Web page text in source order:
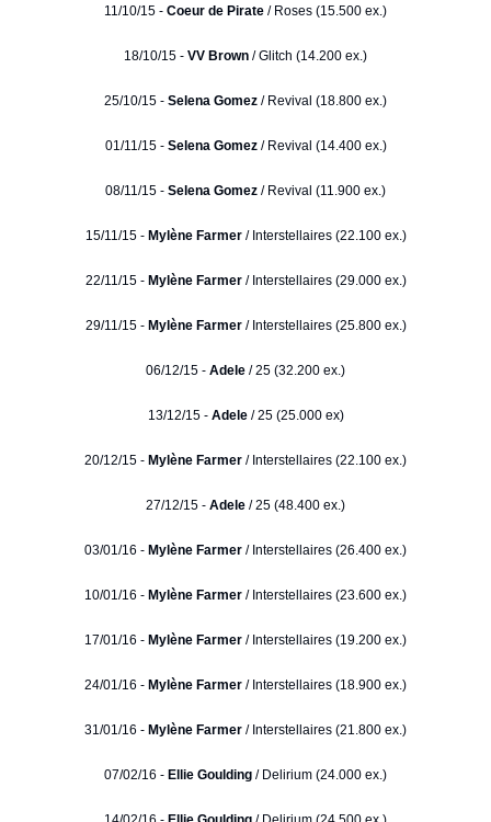
11/10/15 - Coeur de Pirate / Roses (15.500 ex.)
18/10/15 - VV Brown / Glitch (14.200 ex.)
25/10/15 - Selena Gomez / Revival (18.800 ex.)
01/11/15 - Selena Gomez/ Revival (14.400 ex.)
08/11/15 - Selena Gomez / Revival (11.900 ex.)
15/11/15 - Mylène Farmer/ Interstellaires (22.100 ex.)
22/11/15 - Mylène Farmer/ Interstellaires (29.000 ex.)
29/11/15 - Mylène Farmer/ Interstellaires (25.800 ex.)
06/12/15 - Adele / 25 (32.200 ex.)
13/12/15 - Adele / 25 (25.000 ex)
20/12/15 - Mylène Farmer / Interstellaires (22.100 ex.)
27/12/15 - Adele / 25 (48.400 ex.)
03/01/16 - Mylène Farmer / Interstellaires (26.400 ex.)
10/01/16 - Mylène Farmer / Interstellaires (23.600 ex.)
17/01/16 - Mylène Farmer / Interstellaires (19.200 ex.)
24/01/16 - Mylène Farmer / Interstellaires (18.900 ex.)
31/01/16 - Mylène Farmer / Interstellaires (21.800 ex.)
07/02/16 - Ellie Goulding / Delirium (24.000 ex.)